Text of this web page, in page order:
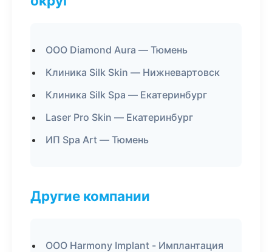
ООО Diamond Aura — Тюмень
Клиника Silk Skin — Нижневартовск
Клиника Silk Spa — Екатеринбург
Laser Pro Skin — Екатеринбург
ИП Spa Art — Тюмень
Другие компании
ООО Harmony Implant - Имплантация